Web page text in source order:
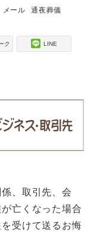
タグ
メール
タグ
通夜葬儀
ク LINE
、取引先、会
亡くなった場合
受けて送るお悔